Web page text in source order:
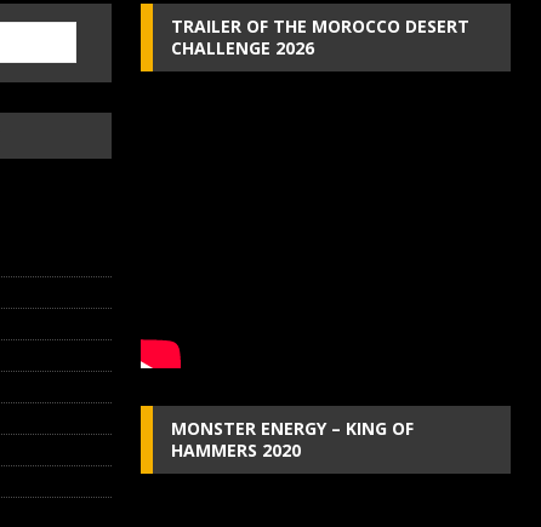
TRAILER OF THE MOROCCO DESERT
CHALLENGE 2026
MONSTER ENERGY – KING OF
HAMMERS 2020